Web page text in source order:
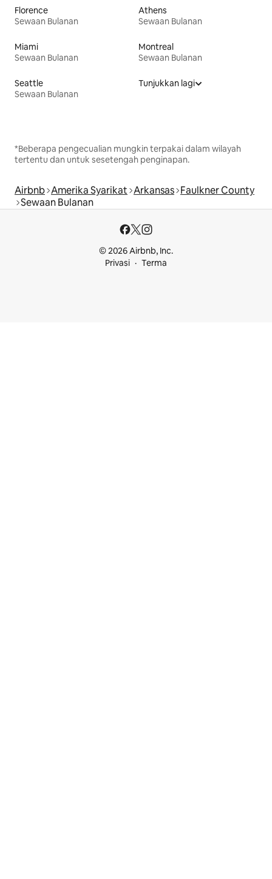
Florence
Sewaan Bulanan
Athens
Sewaan Bulanan
Miami
Sewaan Bulanan
Montreal
Sewaan Bulanan
Seattle
Sewaan Bulanan
Tunjukkan lagi
*Beberapa pengecualian mungkin terpakai dalam wilayah
tertentu dan untuk sesetengah penginapan.
Airbnb Amerika Syarikat Arkansas Faulkner County
Sewaan Bulanan
© 2026 Airbnb, Inc.
Privasi
Terma